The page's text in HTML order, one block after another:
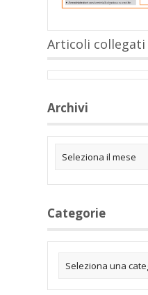
Articoli collegati
Archivi
Categorie